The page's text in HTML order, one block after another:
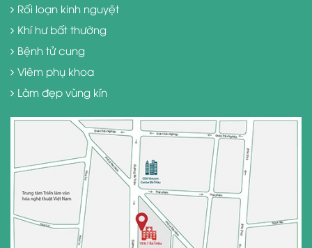
Rối loạn kinh nguyệt
Khí hư bất thường
Bệnh tử cung
Viêm phụ khoa
Làm đẹp vùng kín